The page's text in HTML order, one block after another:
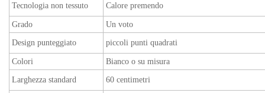
Tecnologia non tessuto Calore premendo
Grado Un voto
Design punteggiato piccoli punti quadrati
Colori Bianco o su misura
Larghezza standard 60 centimetri